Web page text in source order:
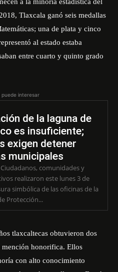
Tlaxcala ganó seis medallas
una de plata y cinco
al estado estaba
entre cuarto y quinto grado
puede interesar
de la laguna de
es insuficiente;
exigen detener
municipales
Ciudadanos, comunidades y
realizaron este lunes 3 de
simbólica de las oficinas de la
Protección...
tlaxcaltecas obtuvieron dos
mención honorifica. Ellos
con alto conocimiento